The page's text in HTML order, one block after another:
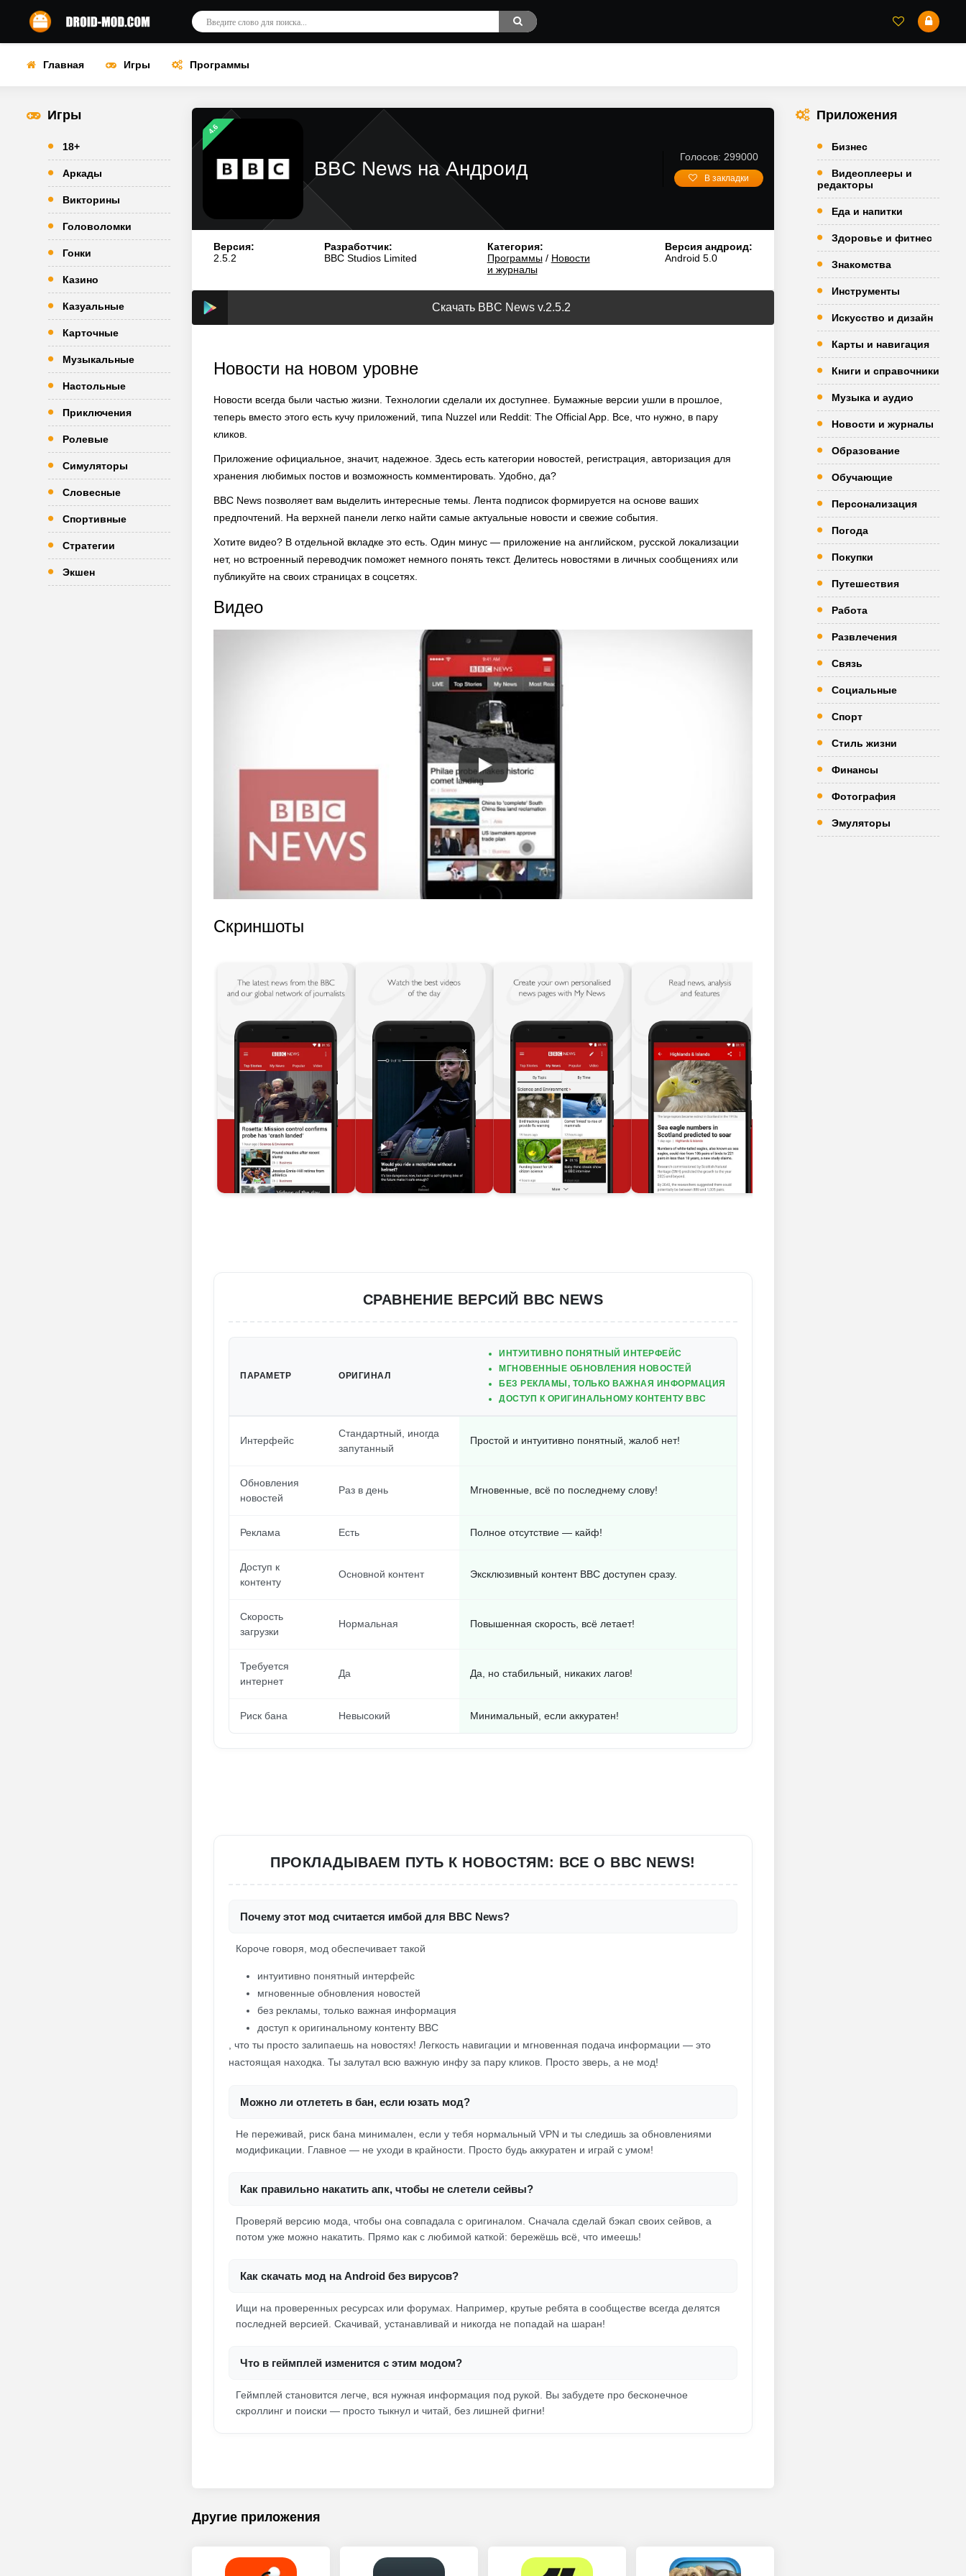
Главная Игры Программы
Игры
18+
Аркады
Викторины
Головоломки
Гонки
Казино
Казуальные
Карточные
Музыкальные
Настольные
Приключения
Ролевые
Симуляторы
Словесные
Спортивные
Стратегии
Экшен
4.6
BBC News на Андроид
Голосов: 299000
В закладки
Версия:
2.5.2
Разработчик:
BBC Studios Limited
Категория:
Программы/ Новости
и журналы
Версия андроид:
Android 5.0
Скачать BBC News v.2.5.2
Новости на новом уровне
Новости всегда были частью жизни. Технологии сделали их доступнее. Бумажные версии ушли в прошлое,
теперь вместо этого есть кучу приложений, типа Nuzzel или Reddit: The Official App. Все, что нужно, в пару
кликов.
Приложение официальное, значит, надежное. Здесь есть категории новостей, регистрация, авторизация для
хранения любимых постов и возможность комментировать. Удобно, да?
BBC News позволяет вам выделить интересные темы. Лента подписок формируется на основе ваших
предпочтений. На верхней панели легко найти самые актуальные новости и свежие события.
Хотите видео? В отдельной вкладке это есть. Один минус — приложение на английском, русской локализации
нет, но встроенный переводчик поможет немного понять текст. Делитесь новостями в личных сообщениях или
публикуйте на своих страницах в соцсетях.
Видео
Скриншоты
СРАВНЕНИЕ ВЕРСИЙ BBC NEWS
ПАРАМЕТР ОРИГИНАЛ
ИНТУИТИВНО ПОНЯТНЫЙ ИНТЕРФЕЙС
МГНОВЕННЫЕ ОБНОВЛЕНИЯ НОВОСТЕЙ
БЕЗ РЕКЛАМЫ, ТОЛЬКО ВАЖНАЯ ИНФОРМАЦИЯ
ДОСТУП К ОРИГИНАЛЬНОМУ КОНТЕНТУ BBC
Интерфейс
Стандартный, иногда
запутанный
Простой и интуитивно понятный, жалоб нет!
Обновления
новостей
Раз в день Мгновенные, всё по последнему слову!
Реклама Есть Полное отсутствие — кайф!
Доступ к
контенту
Основной контент Эксклюзивный контент BBC доступен сразу.
Скорость
загрузки
Нормальная Повышенная скорость, всё летает!
Требуется
интернет
Да Да, но стабильный, никаких лагов!
Риск бана Невысокий Минимальный, если аккуратен!
ПРОКЛАДЫВАЕМ ПУТЬ К НОВОСТЯМ: ВСЕ О BBC NEWS!
Почему этот мод считается имбой для BBC News?
Короче говоря, мод обеспечивает такой
интуитивно понятный интерфейс
мгновенные обновления новостей
без рекламы, только важная информация
доступ к оригинальному контенту BBC
, что ты просто залипаешь на новостях! Легкость навигации и мгновенная подача информации — это
настоящая находка. Ты залутал всю важную инфу за пару кликов. Просто зверь, а не мод!
Можно ли отлететь в бан, если юзать мод?
Не переживай, риск бана минимален, если у тебя нормальный VPN и ты следишь за обновлениями
модификации. Главное — не уходи в крайности. Просто будь аккуратен и играй с умом!
Как правильно накатить апк, чтобы не слетели сейвы?
Проверяй версию мода, чтобы она совпадала с оригиналом. Сначала сделай бэкап своих сейвов, а
потом уже можно накатить. Прямо как с любимой каткой: бережёшь всё, что имеешь!
Как скачать мод на Android без вирусов?
Ищи на проверенных ресурсах или форумах. Например, крутые ребята в сообществе всегда делятся
последней версией. Скачивай, устанавливай и никогда не попадай на шаран!
Что в геймплей изменится с этим модом?
Геймплей становится легче, вся нужная информация под рукой. Вы забудете про бесконечное
скроллинг и поиски — просто тыкнул и читай, без лишней фигни!
Другие приложения
Приложения
Бизнес
Видеоплееры и
редакторы
Еда и напитки
Здоровье и фитнес
Знакомства
Инструменты
Искусство и дизайн
Карты и навигация
Книги и справочники
Музыка и аудио
Новости и журналы
Образование
Обучающие
Персонализация
Погода
Покупки
Путешествия
Работа
Развлечения
Связь
Социальные
Спорт
Стиль жизни
Финансы
Фотография
Эмуляторы